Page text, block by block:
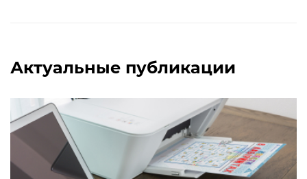
Актуальные публикации